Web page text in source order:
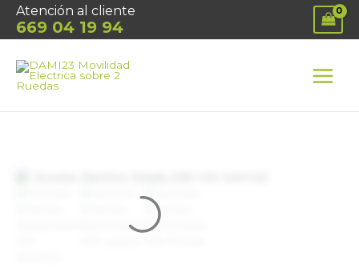
contenido
Atención al cliente
669 04 19 94
MENU